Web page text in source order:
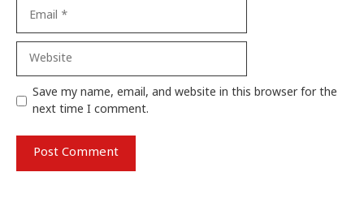
Website
Save my name, email, and website in this browser for the
next time I comment.